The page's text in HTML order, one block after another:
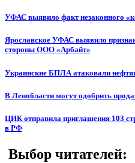
УФАС выявило факт незаконного
Ярославское УФАС выявило
стороны ООО «Арбайт»
Украинские БПЛА атаковали
В Ленобласти могут одобрить
ЦИК отправила приглашения 103
в РФ
Выбор читателей: